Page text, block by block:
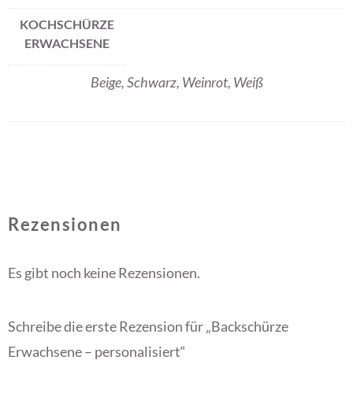
KOCHSCHÜRZE
ERWACHSENE
Beige, Schwarz, Weinrot, Weiß
Rezensionen
Es gibt noch keine Rezensionen.
Schreibe die erste Rezension für „Backschürze
Erwachsene – personalisiert“